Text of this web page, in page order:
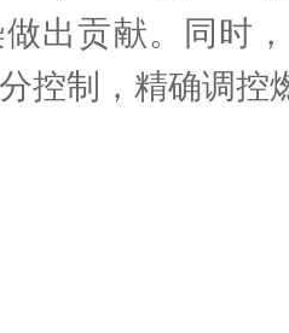
出贡献。同时
控制，精确调控